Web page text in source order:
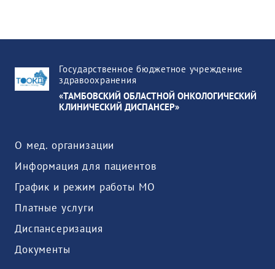
Государственное бюджетное учреждение
здравоохранения
«ТАМБОВСКИЙ ОБЛАСТНОЙ ОНКОЛОГИЧЕСКИЙ
КЛИНИЧЕСКИЙ ДИСПАНСЕР»
О мед. организации
Информация для пациентов
График и режим работы МО
Платные услуги
Диспансеризация
Документы